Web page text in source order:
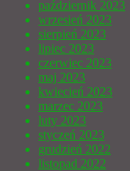
październik 2023
wrzesień 2023
sierpień 2023
lipiec 2023
czerwiec 2023
maj 2023
kwiecień 2023
marzec 2023
luty 2023
styczeń 2023
grudzień 2022
listopad 2022